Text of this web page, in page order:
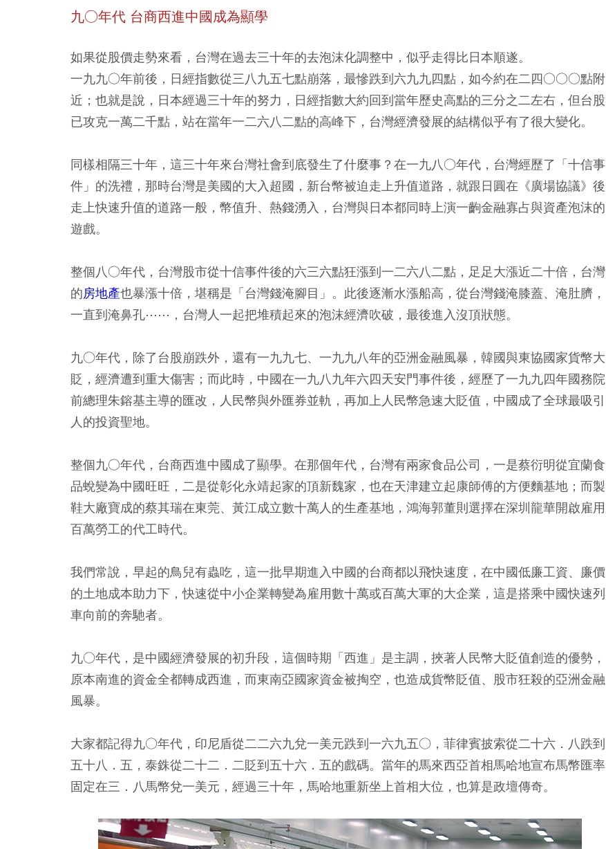
九○年代 台商西進中國成為顯學
如果從股價走勢來看，台灣在過去三十年的去泡沫化調整中，似乎走得比日本順遂。
一九九○年前後，日經指數從三八九五七點崩落，最慘跌到六九九四點，如今約在二四○○○點附
近；也就是說，日本經過三十年的努力，日經指數大約回到當年歷史高點的三分之二左右，但台股
已攻克一萬二千點，站在當年一二六八二點的高峰下，台灣經濟發展的結構似乎有了很大變化。
同樣相隔三十年，這三十年來台灣社會到底發生了什麼事？在一九八○年代，台灣經歷了「十信事
件」的洗禮，那時台灣是美國的大入超國，新台幣被迫走上升值道路，就跟日圓在《廣場協議》後
走上快速升值的道路一般，幣值升、熱錢湧入，台灣與日本都同時上演一齣金融寡占與資產泡沫的
遊戲。
整個八○年代，台灣股市從十信事件後的六三六點狂漲到一二六八二點，足足大漲近二十倍，台灣
的房地產也暴漲十倍，堪稱是「台灣錢淹腳目」。此後逐漸水漲船高，從台灣錢淹膝蓋、淹肚臍，
一直到淹鼻孔⋯⋯，台灣人一起把堆積起來的泡沫經濟吹破，最後進入沒頂狀態。
九○年代，除了台股崩跌外，還有一九九七、一九九八年的亞洲金融風暴，韓國與東協國家貨幣大
貶，經濟遭到重大傷害；而此時，中國在一九八九年六四天安門事件後，經歷了一九九四年國務院
前總理朱鎔基主導的匯改，人民幣與外匯券並軌，再加上人民幣急速大貶值，中國成了全球最吸引
人的投資聖地。
整個九○年代，台商西進中國成了顯學。在那個年代，台灣有兩家食品公司，一是蔡衍明從宜蘭食
品蛻變為中國旺旺，二是從彰化永靖起家的頂新魏家，也在天津建立起康師傅的方便麵基地；而製
鞋大廠寶成的蔡其瑞在東莞、黃江成立數十萬人的生產基地，鴻海郭董則選擇在深圳龍華開啟雇用
百萬勞工的代工時代。
我們常說，早起的鳥兒有蟲吃，這一批早期進入中國的台商都以飛快速度，在中國低廉工資、廉價
的土地成本助力下，快速從中小企業轉變為雇用數十萬或百萬大軍的大企業，這是搭乘中國快速列
車向前的奔馳者。
九○年代，是中國經濟發展的初升段，這個時期「西進」是主調，挾著人民幣大貶值創造的優勢，
原本南進的資金全都轉成西進，而東南亞國家資金被掏空，也造成貨幣貶值、股市狂殺的亞洲金融
風暴。
大家都記得九○年代，印尼盾從二二六九兌一美元跌到一六九五○，菲律賓披索從二十六．八跌到
五十八．五，泰銖從二十二．二貶到五十六．五的戲碼。當年的馬來西亞首相馬哈地宣布馬幣匯率
固定在三．八馬幣兌一美元，經過三十年，馬哈地重新坐上首相大位，也算是政壇傳奇。